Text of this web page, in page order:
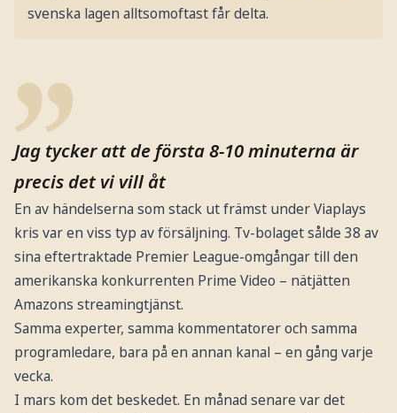
svenska lagen alltsomoftast får delta.
Jag tycker att de första 8-10 minuterna är
precis det vi vill åt
En av händelserna som stack ut främst under Viaplays
kris var en viss typ av försäljning. Tv-bolaget sålde 38 av
sina eftertraktade Premier League-omgångar till den
amerikanska konkurrenten Prime Video – nätjätten
Amazons streamingtjänst.
Samma experter, samma kommentatorer och samma
programledare, bara på en annan kanal – en gång varje
vecka.
I mars kom det beskedet. En månad senare var det